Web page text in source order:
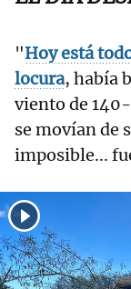
"Hoy está
locura, había
viento de
se movían de
imposible...